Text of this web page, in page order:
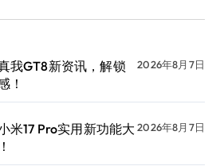
我GT8新资讯，解锁
！
2026年8月7日
米17 Pro实用新功能大 2026年8月7日